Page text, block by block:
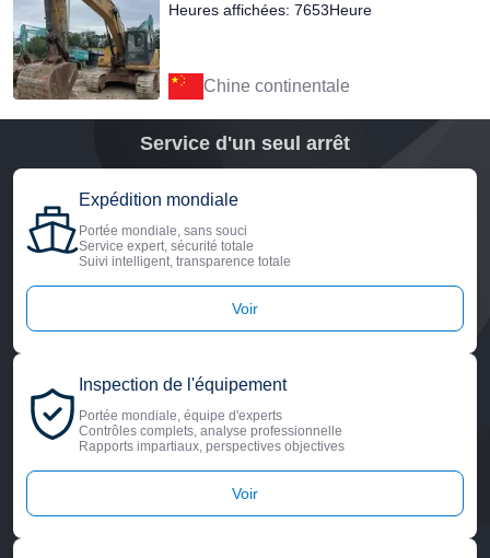
Heures affichées: 7653Heure
Chine continentale
Service d'un seul arrêt
Expédition mondiale
Portée mondiale, sans souci
Service expert, sécurité totale
Suivi intelligent, transparence totale
Voir
Inspection de l'équipement
Portée mondiale, équipe d'experts
Contrôles complets, analyse professionnelle
Rapports impartiaux, perspectives objectives
Voir